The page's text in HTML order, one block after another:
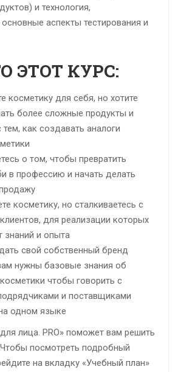
и технология,
аспекты тестирования и
ЭТОТ КУРС:
косметику для себя, но хотите
более сложные продукты и
как создавать аналоги
о том, чтобы превратить
в профессию и начать делать
косметику, но сталкиваетесь с
для реализации которых
знаний и опыта
свой собственный бренд
нужны базовые знания об
чтобы говорить с
и поставщиками
одном языке
лица. PRO» поможет вам решить
посмотреть подробный
на вкладку «Учебный план»